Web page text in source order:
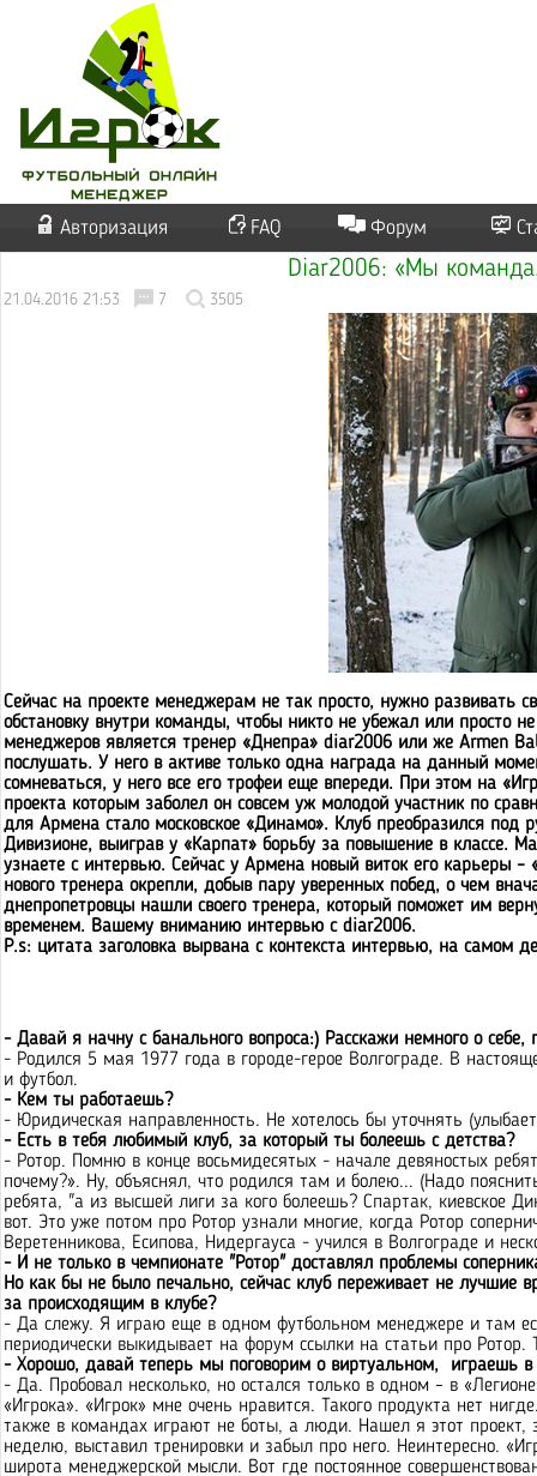
Авторизация FAQ Форум
Diar2006: «Мы
21.04.2016 21:53 7 3505
Сейчас на проекте менеджерам не так просто, нужно развивать
обстановку внутри команды, чтобы никто не убежал или просто
менеджеров является тренер «Днепра» diar2006 или же Armen
послушать. У него в активе только одна награда на данный
сомневаться, у него все его трофеи еще впереди. При этом на
проекта которым заболел он совсем уж молодой участник по
для Армена стало московское «Динамо». Клуб преобразился под
Дивизионе, выиграв у «Карпат» борьбу за повышение в классе.
узнаете с интервью. Сейчас у Армена новый виток его карьеры
нового тренера окрепли, добыв пару уверенных побед, о чем
днепропетровцы нашли своего тренера, который поможет им
временем. Вашему вниманию интервью с diar2006.
P.s: цитата заголовка вырвана с контекста интервью, на
- Давай я начну с банального вопроса:) Расскажи немного о
- Родился 5 мая 1977 года в городе-герое Волгограде. В
и футбол.
- Кем ты работаешь?
- Юридическая направленность. Не хотелось бы уточнять
- Есть в тебя любимый клуб, за который ты болеешь с детства?
- Ротор. Помню в конце восьмидесятых - начале девяностых
почему?». Ну, объяснял, что родился там и болею... (Надо
ребята, "а из высшей лиги за кого болеешь? Спартак, киевское
вот. Это уже потом про Ротор узнали многие, когда Ротор
Веретенникова, Есипова, Нидергауса - учился в Волгограде и
- И не только в чемпионате "Ротор" доставлял проблемы
Но как бы не было печально, сейчас клуб переживает не лучшие
за происходящим в клубе?
- Да слежу. Я играю еще в одном футбольном менеджере и там
периодически выкидывает на форум ссылки на статьи про Ротор.
- Хорошо, давай теперь мы поговорим о виртуальном, играешь
- Да. Пробовал несколько, но остался только в одном – в
«Игрока». «Игрок» мне очень нравится. Такого продукта нет
также в командах играют не боты, а люди. Нашел я этот проект,
неделю, выставил тренировки и забыл про него. Неинтересно.
широта менеджерской мысли. Вот где постоянное